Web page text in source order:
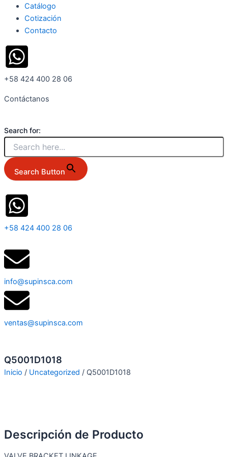
Catálogo
Cotización
Contacto
+58 424 400 28 06
Contáctanos
Search for:
Search Button
+58 424 400 28 06
info@supinsca.com
ventas@supinsca.com
Q5001D1018
Inicio / Uncategorized / Q5001D1018
Descripción de Producto